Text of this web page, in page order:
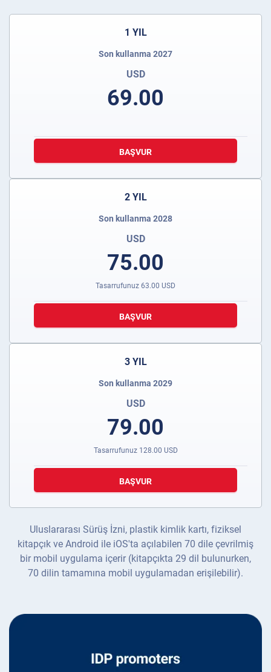
1 YIL
Son kullanma 2027
USD
69.00
BAŞVUR
2 YIL
Son kullanma 2028
USD
75.00
Tasarrufunuz 63.00 USD
BAŞVUR
3 YIL
Son kullanma 2029
USD
79.00
Tasarrufunuz 128.00 USD
BAŞVUR
Uluslararası Sürüş İzni, plastik kimlik kartı, fiziksel
kitapçık ve Android ile iOS'ta açılabilen 70 dile çevrilmiş
bir mobil uygulama içerir (kitapçıkta 29 dil bulunurken,
70 dilin tamamına mobil uygulamadan erişilebilir).